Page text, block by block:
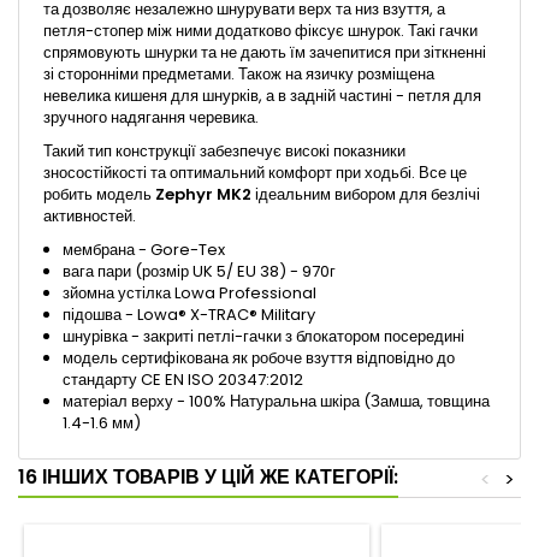
та дозволяє незалежно шнурувати верх та низ взуття, а
петля-стопер між ними додатково фіксує шнурок. Такі гачки
спрямовують шнурки та не дають їм зачепитися при зіткненні
зі сторонніми предметами. Також на язичку розміщена
невелика кишеня для шнурків, а в задній частині - петля для
зручного надягання черевика.
Такий тип конструкції забезпечує високі показники
зносостійкості та оптимальний комфорт при ходьбі. Все це
робить модель Zephyr MK2 ідеальним вибором для безлічі
активностей.
мембрана - Gore-Tex
вага пари (розмір UK 5/ EU 38) - 970г
зйомна устілка Lowa Professional
підошва - Lowa® X-TRAC® Military
шнурівка - закриті петлі-гачки з блокатором посередині
модель сертифікована як робоче взуття відповідно до
стандарту CE EN ISO 20347:2012
матеріал верху - 100% Натуральна шкіра (Замша, товщина
1.4-1.6 мм)
16 ІНШИХ ТОВАРІВ У ЦІЙ ЖЕ КАТЕГОРІЇ: >
<